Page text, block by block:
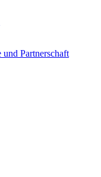
Partnerschaft